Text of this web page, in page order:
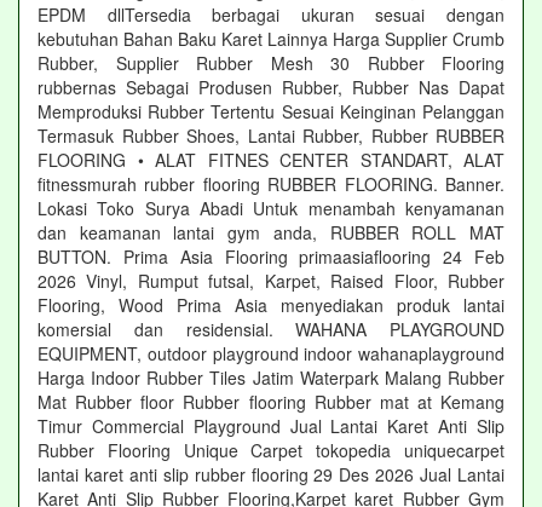
EPDM dllTersedia berbagai ukuran sesuai dengan
kebutuhan Bahan Baku Karet Lainnya Harga Supplier Crumb
Rubber, Supplier Rubber Mesh 30 Rubber Flooring
rubbernas Sebagai Produsen Rubber, Rubber Nas Dapat
Memproduksi Rubber Tertentu Sesuai Keinginan Pelanggan
Termasuk Rubber Shoes, Lantai Rubber, Rubber RUBBER
FLOORING • ALAT FITNES CENTER STANDART, ALAT
fitnessmurah rubber flooring RUBBER FLOORING. Banner.
Lokasi Toko Surya Abadi Untuk menambah kenyamanan
dan keamanan lantai gym anda, RUBBER ROLL MAT
BUTTON. Prima Asia Flooring primaasiaflooring 24 Feb
2026 Vinyl, Rumput futsal, Karpet, Raised Floor, Rubber
Flooring, Wood Prima Asia menyediakan produk lantai
komersial dan residensial. WAHANA PLAYGROUND
EQUIPMENT, outdoor playground indoor wahanaplayground
Harga Indoor Rubber Tiles Jatim Waterpark Malang Rubber
Mat Rubber floor Rubber flooring Rubber mat at Kemang
Timur Commercial Playground Jual Lantai Karet Anti Slip
Rubber Flooring Unique Carpet tokopedia uniquecarpet
lantai karet anti slip rubber flooring 29 Des 2026 Jual Lantai
Karet Anti Slip Rubber Flooring,Karpet karet Rubber Gym